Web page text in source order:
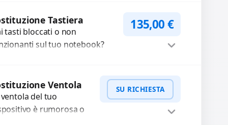
Tastiera
tasti bloccati o non
sul tuo notebook?
di alta qualità...
135,00€
Ventola
ventola del tuo
è rumorosa o
SU RICHIESTA